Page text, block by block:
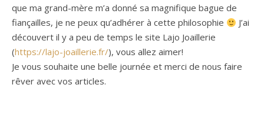
que ma grand-mère m’a donné sa magnifique bague de
fiançailles, je ne peux qu’adhérer à cette philosophie
J’ai
découvert il y a peu de temps le site Lajo Joaillerie
(https://lajo-joaillerie.fr/), vous allez aimer!
Je vous souhaite une belle journée et merci de nous faire
rêver avec vos articles.